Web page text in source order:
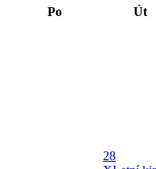
Po Út
28